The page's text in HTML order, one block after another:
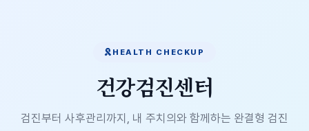
HEALTH CHECKUP
건강검진센터
검진부터 사후관리까지, 내 주치의와 함께하는 완결형 검진